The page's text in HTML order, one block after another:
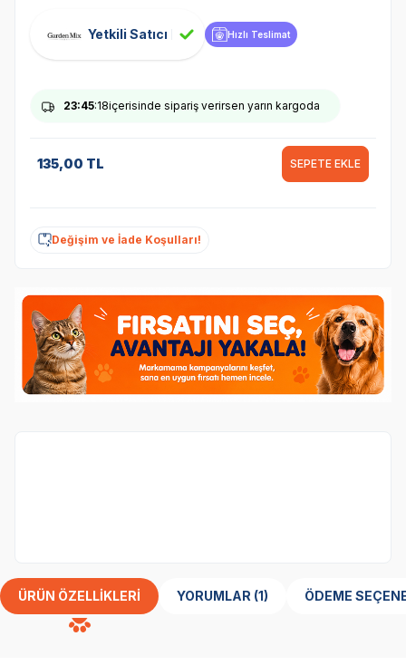
Yetkili Satıcı Hızlı Teslimat
23:45:18içerisinde sipariş verirsen yarın kargoda
135,00 TL SEPETE EKLE
Değişim ve İade Koşulları!
ÜRÜN ÖZELLIKLERI YORUMLAR (1) ÖDEME